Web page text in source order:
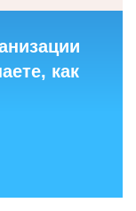
как